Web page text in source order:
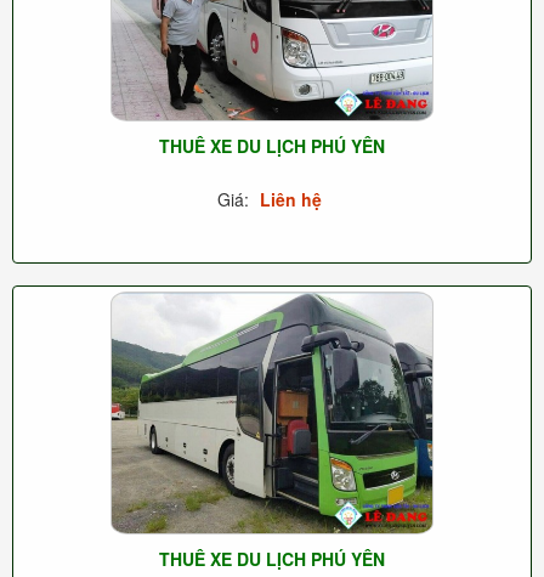
THUÊ XE DU LỊCH PHÚ YÊN
Giá: Liên hệ
THUÊ XE DU LỊCH PHÚ YÊN